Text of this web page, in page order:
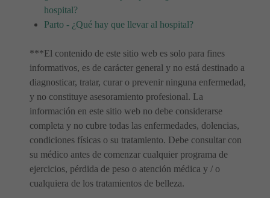
hospital?
Parto - ¿Qué hay que llevar al hospital?
***El contenido de este sitio web es solo para fines
informativos, es de carácter general y no está destinado a
diagnosticar, tratar, curar o prevenir ninguna enfermedad,
y no constituye asesoramiento profesional. La
información en este sitio web no debe considerarse
completa y no cubre todas las enfermedades, dolencias,
condiciones físicas o su tratamiento. Debe consultar con
su médico antes de comenzar cualquier programa de
ejercicios, pérdida de peso o atención médica y / o
cualquiera de los tratamientos de belleza.